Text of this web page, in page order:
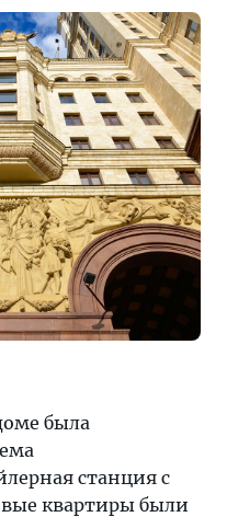
была
станция с
квартиры были